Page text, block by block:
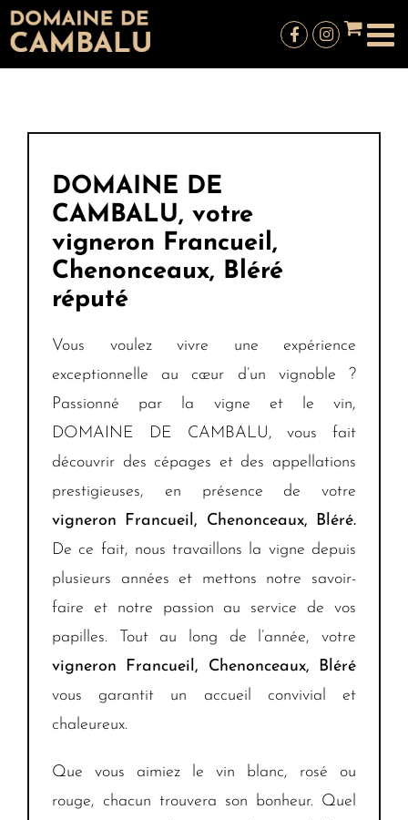
Passer
au
contenu
DOMAINE DE
CAMBALU, votre
vigneron Francueil,
Chenonceaux, Bléré
réputé
Vous voulez vivre une expérience
exceptionnelle au cœur d’un vignoble ?
Passionné par la vigne et le vin,
DOMAINE DE CAMBALU, vous fait
découvrir des cépages et des appellations
prestigieuses, en présence de votre
vigneron
Francueil, Chenonceaux, Bléré.
De ce fait, nous travaillons la vigne depuis
plusieurs années et mettons notre savoir-
faire et notre passion au service de vos
papilles. Tout au long de l’année, votre
vigneron
Francueil, Chenonceaux, Bléré
vous garantit un accueil convivial et
chaleureux.
Que vous aimiez le vin blanc, rosé ou
rouge, chacun trouvera son bonheur. Quel